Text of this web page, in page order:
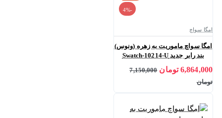
-4%
امگا سواچ
امگا سواچ ماموریت به زهره (ونوس)
بند رابر جدید Swatch-10214-U
6,864,000 تومان
7,150,000
تومان